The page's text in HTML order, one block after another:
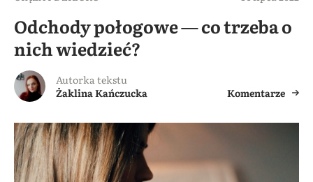
Odchody połogowe — co trzeba o
nich wiedzieć?
Autorka tekstu
Żaklina Kańczucka
Komentarze